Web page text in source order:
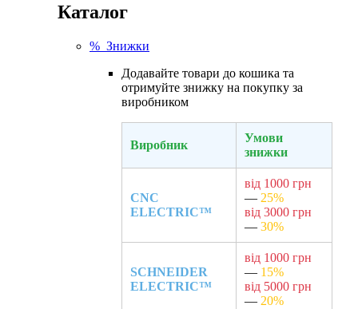
Каталог
% Знижки
Додавайте товари до кошика та
отримуйте знижку на покупку за
виробником
Виробник
Умови
знижки
CNC
ELECTRIC™
від 1000 грн
— 25%
від 3000 грн
— 30%
SCHNEIDER
ELECTRIC™
від 1000 грн
— 15%
від 5000 грн
— 20%